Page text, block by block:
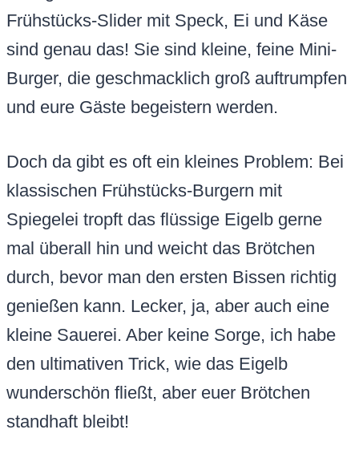
Frühstücks-Slider mit Speck, Ei und Käse
sind genau das! Sie sind kleine, feine Mini-
Burger, die geschmacklich groß auftrumpfen
und eure Gäste begeistern werden.
Doch da gibt es oft ein kleines Problem: Bei
klassischen Frühstücks-Burgern mit
Spiegelei tropft das flüssige Eigelb gerne
mal überall hin und weicht das Brötchen
durch, bevor man den ersten Bissen richtig
genießen kann. Lecker, ja, aber auch eine
kleine Sauerei. Aber keine Sorge, ich habe
den ultimativen Trick, wie das Eigelb
wunderschön fließt, aber euer Brötchen
standhaft bleibt!